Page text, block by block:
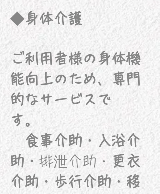
◆身体介護
ご利用者様の身体機
能向上のため、専門
的なサービスで
す。
食事介助・
入浴介
助・ 排泄介助・ 更 衣
介助 ​・歩行介助・移